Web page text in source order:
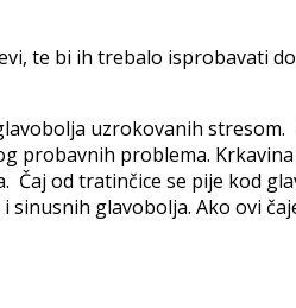
te bi ih trebalo isprobavati
uzrokovanih stresom.
probavnih problema.
Čaj od tratinčice se pije kod
glavobolja. Ako ovi